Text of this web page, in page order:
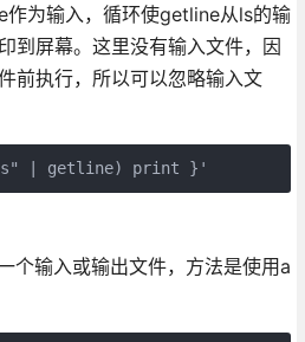
为输入，循环使getline从ls的输
到屏幕。这里没有输入文件，因
前执行，所以可以忽略输入文
| getline) print }'
个输入或输出文件，方法是使用a